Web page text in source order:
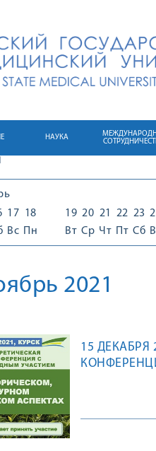
НАУКА
17
Вс
18
Пн
19
Вт
20
Ср
21
Чт
22
Пт
23
Сб
2021
15